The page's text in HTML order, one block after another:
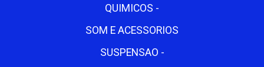
QUIMICOS -
SOM E ACESSORIOS
SUSPENSAO -